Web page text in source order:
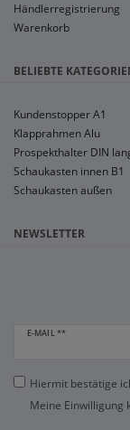
Händlerregistrierung
Warenkorb
BELIEBTE
Kundenstopper A1
Klapprahmen Alu
Prospekthalter DIN
Schaukasten innen B1
Schaukasten außen
NEWSLETTER
E-MAIL **
Hiermit bestätige
Meine